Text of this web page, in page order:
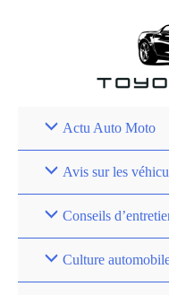
Actu Auto Moto
Avis sur les
Conseils
Culture